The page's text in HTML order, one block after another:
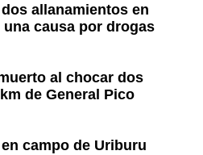
allanamientos en
causa por drogas
al chocar dos
de General Pico
campo de Uriburu